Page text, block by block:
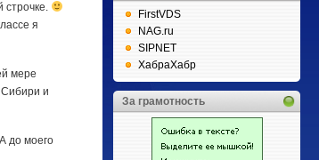
строчке.
я
мере
Сибири и
до моего
FirstVDS
NAG.ru
SIPNET
ХабраХабр
За грамотность